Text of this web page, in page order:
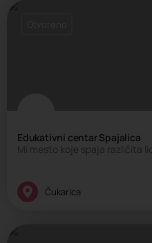
Edukativni centar Spajalica
Mi mesto koje spaja različita
Edukativni centar, Kreativni
Čukarica